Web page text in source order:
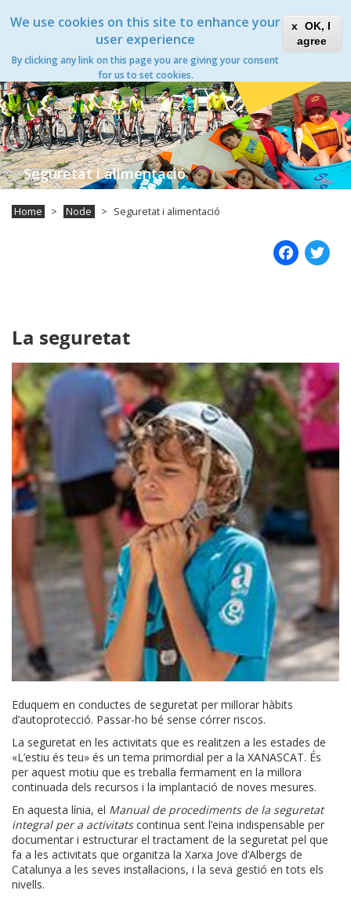
We use cookies on this site to enhance your
user experience
By clicking any link on this page you are giving your consent
for us to set cookies.
OK, I
agree
to
content
Toggle
Xanascat
Seguretat i alimentació
Home Node Seguretat i alimentació
La seguretat
Eduquem en conductes de seguretat per millorar hàbits
d’autoprotecció. Passar-ho bé sense córrer riscos.
La seguretat en les activitats que es realitzen a les estades de
«L’estiu és teu» és un tema primordial per a la XANASCAT. És
per aquest motiu que es treballa fermament en la millora
continuada dels recursos i la implantació de noves mesures.
En aquesta línia, el Manual de procediments de la seguretat
integral per a activitatscontinua sent l’eina indispensable per
documentar i estructurar el tractament de la seguretat pel que
fa a les activitats que organitza la Xarxa Jove d’Albergs de
Catalunya a les seves instal·lacions, i la seva gestió en tots els
nivells.